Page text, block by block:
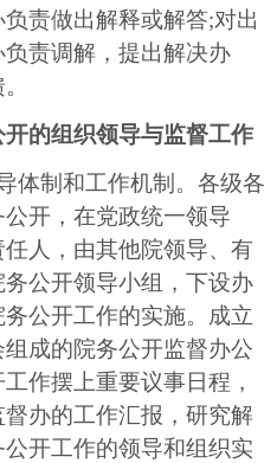
责做出解释或解答;对出
责调解，提出解决办
的组织领导与监督工作
制和工作机制。各级各
开，在党政统一领导
人，由其他院领导、有
公开领导小组，下设办
公开工作的实施。成立
成的院务公开监督办公
作摆上重要议事日程，
办的工作汇报，研究解
开工作的领导和组织实